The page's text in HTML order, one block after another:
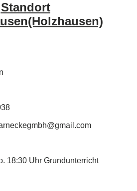
Standort
18:30 Uhr Grundunterricht